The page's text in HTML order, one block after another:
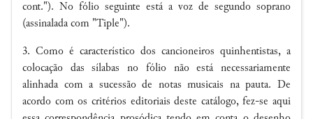
cont."). No fólio seguinte está a voz de segundo soprano
(assinalada com "Tiple").
3. Como é característico dos cancioneiros quinhentistas, a
colocação das sílabas no fólio não está necessariamente
alinhada com a sucessão de notas musicais na pauta. De
acordo com os critérios editoriais deste catálogo, fez-se aqui